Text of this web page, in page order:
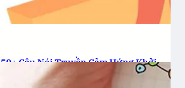
21-11-2025.anhmondial
50+ Câu Nói Truyền Cảm Hứng Khởi
Nghiệp: Vực Dậy Đam Mê!